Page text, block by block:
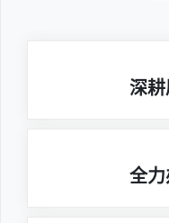
深
全